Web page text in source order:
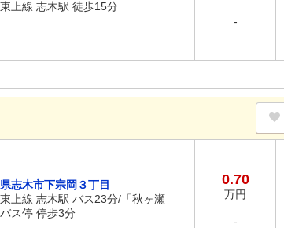
上線 志木駅 徒歩15分
-
志木市下宗岡３丁目
上線 志木駅 バス23分/「秋ヶ瀬
ス停 停歩3分
0.70
万円
-